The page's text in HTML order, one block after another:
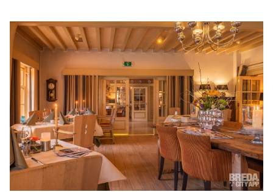
Toeristische routes
Natuurgebieden
Baroniepoorten
Sport
Privacy
Inloggen